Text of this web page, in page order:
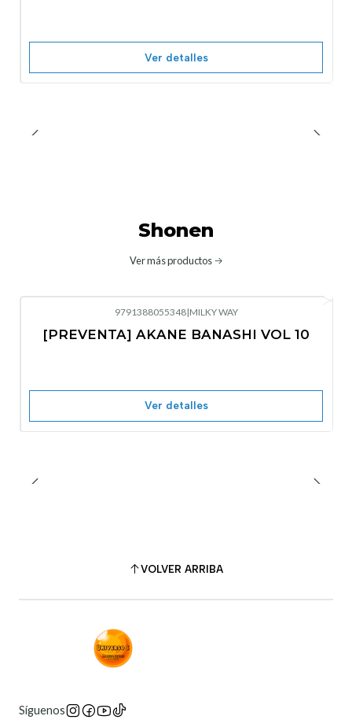
Ver detalles
Shonen
Ver más productos
No disponible
9791388055348|MILKY WAY
[PREVENTA] AKANE BANASHI VOL 10
Ver detalles
VOLVER ARRIBA
Síguenos